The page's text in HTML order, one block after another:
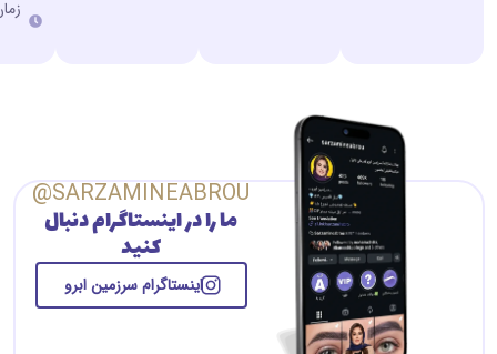
SARZAMINEABROU@
ما را در اینستاگرام دنبال
کنید
اینستاگرام سرزمین ابرو